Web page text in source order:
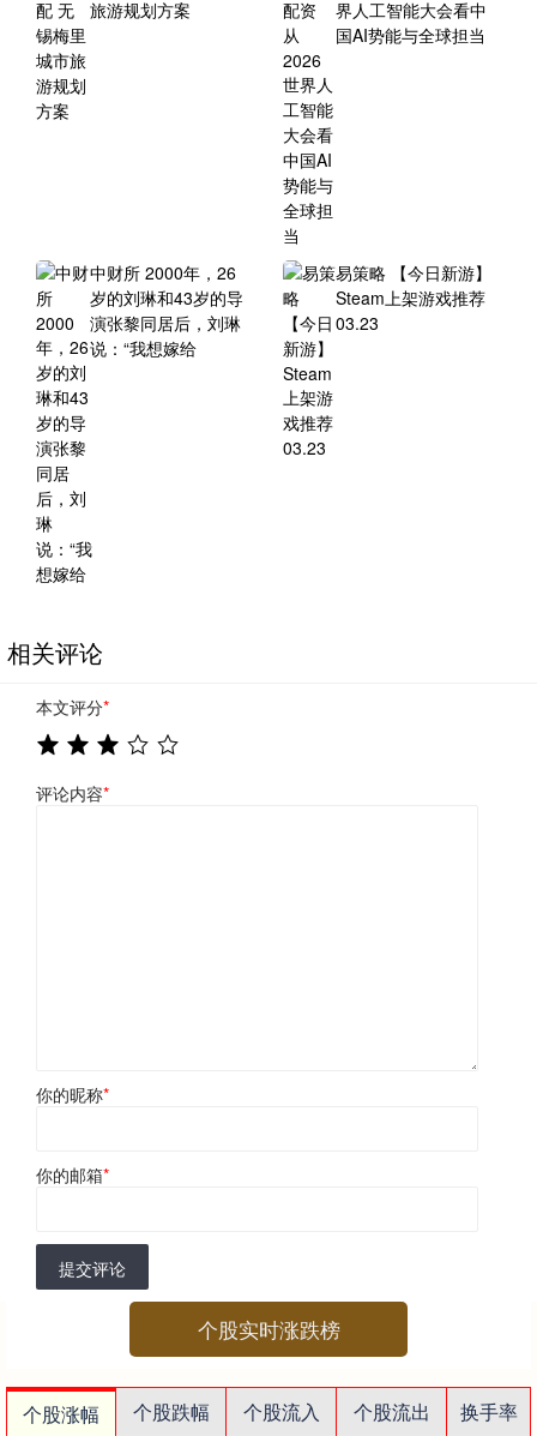
旅游规划方案
界人工智能大会看中
国AI势能与全球担当
中财所 2000年，26
岁的刘琳和43岁的导
演张黎同居后，刘琳
说：“我想嫁给
易策略 【今日新游】
Steam上架游戏推荐
03.23
相关评论
本文评分*
评论内容*
你的昵称*
你的邮箱*
提交评论
个股实时涨跌榜
个股涨幅 个股跌幅 个股流入 个股流出
换手率